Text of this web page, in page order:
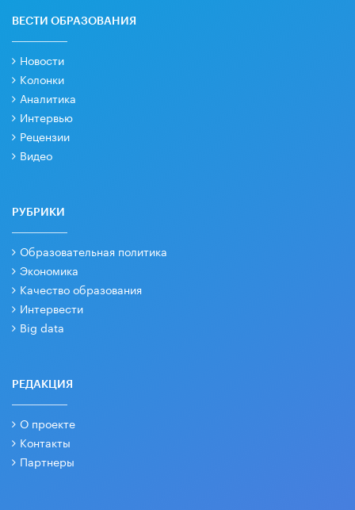
ВЕСТИ ОБРАЗОВАНИЯ
Новости
Колонки
Аналитика
Интервью
Рецензии
Видео
РУБРИКИ
Образовательная политика
Экономика
Качество образования
Интервести
Big data
РЕДАКЦИЯ
О проекте
Контакты
Партнеры